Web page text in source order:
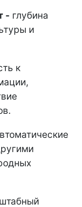
- глубина
и
к